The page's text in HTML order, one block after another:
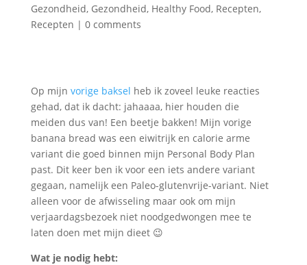
Gezondheid, Gezondheid, Healthy Food, Recepten,
Recepten | 0 comments
Op mijn vorige baksel heb ik zoveel leuke reacties
gehad, dat ik dacht: jahaaaa, hier houden die
meiden dus van! Een beetje bakken! Mijn vorige
banana bread was een eiwitrijk en calorie arme
variant die goed binnen mijn Personal Body Plan
past. Dit keer ben ik voor een iets andere variant
gegaan, namelijk een Paleo-glutenvrije-variant. Niet
alleen voor de afwisseling maar ook om mijn
verjaardagsbezoek niet noodgedwongen mee te
laten doen met mijn dieet 😉
Wat je nodig hebt: